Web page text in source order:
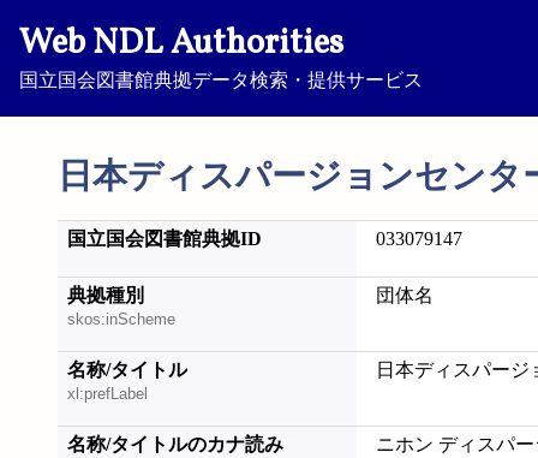
Web NDL Authorities
国立国会図書館典拠データ検索・提供サービス
日本ディスパージョンセンタ
国立国会図書館典拠ID 033079147
典拠種別
skos:inScheme
団体名
名称/タイトル
xl:prefLabel
日本ディスパージ
名称/タイトルのカナ読み ニホン ディスパ